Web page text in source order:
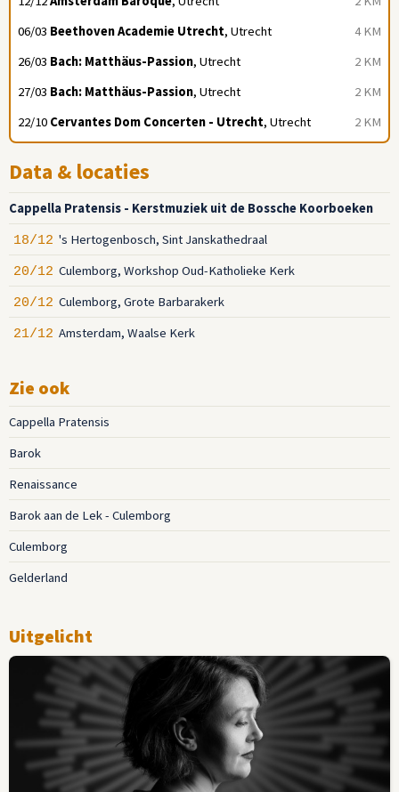
4 KM
06/03 Beethoven Academie Utrecht, Utrecht
2 KM
26/03 Bach: Matthäus-Passion, Utrecht
2 KM
27/03 Bach: Matthäus-Passion, Utrecht
2 KM
22/10 Cervantes Dom Concerten - Utrecht, Utrecht
Data & locaties
Cappella Pratensis - Kerstmuziek uit de Bossche Koorboeken
18/12 's Hertogenbosch, Sint Janskathedraal
20/12 Culemborg, Workshop Oud-Katholieke Kerk
20/12 Culemborg, Grote Barbarakerk
21/12 Amsterdam, Waalse Kerk
Zie ook
Cappella Pratensis
Barok
Renaissance
Barok aan de Lek - Culemborg
Culemborg
Gelderland
Uitgelicht